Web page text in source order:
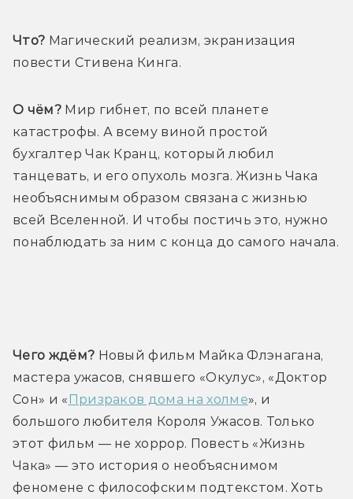
Что? Магический реализм, экранизация
повести Стивена Кинга.
О чём? Мир гибнет, по всей планете
катастрофы. А всему виной простой
бухгалтер Чак Кранц, который любил
танцевать, и его опухоль мозга. Жизнь Чака
необъяснимым образом связана с жизнью
всей Вселенной. И чтобы постичь это, нужно
понаблюдать за ним с конца до самого начала.
Чего ждём? Новый фильм Майка Флэнагана,
мастера ужасов, снявшего «Окулус», «Доктор
Сон» и «Призраков дома на холме», и
большого любителя Короля Ужасов. Только
этот фильм — не хоррор. Повесть «Жизнь
Чака» — это история о необъяснимом
феномене с философским подтекстом. Хоть